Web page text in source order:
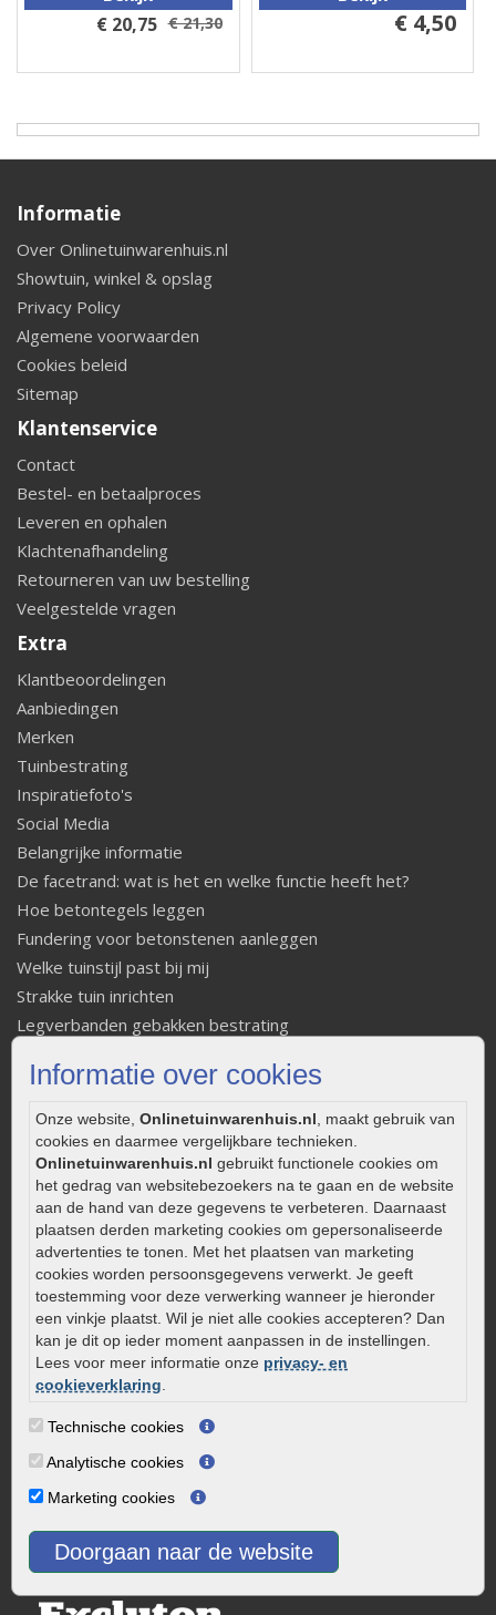
Informatie over cookies
Onze website, Onlinetuinwarenhuis.nl, maakt gebruik van
cookies en daarmee vergelijkbare technieken.
Onlinetuinwarenhuis.nl gebruikt functionele cookies om
het gedrag van websitebezoekers na te gaan en de website
aan de hand van deze gegevens te verbeteren. Daarnaast
plaatsen derden marketing cookies om gepersonaliseerde
advertenties te tonen. Met het plaatsen van marketing
cookies worden persoonsgegevens verwerkt. Je geeft
toestemming voor deze verwerking wanneer je hieronder
een vinkje plaatst. Wil je niet alle cookies accepteren? Dan
kan je dit op ieder moment aanpassen in de instellingen.
Lees voor meer informatie onze privacy- en
cookieverklaring.
Technische cookies
Analytische cookies
Marketing cookies
Doorgaan naar de website
€ 20,75 € 21,30 € 4,50
Informatie
Over Onlinetuinwarenhuis.nl
Showtuin, winkel & opslag
Privacy Policy
Algemene voorwaarden
Cookies beleid
Sitemap
Klantenservice
Contact
Bestel- en betaalproces
Leveren en ophalen
Klachtenafhandeling
Retourneren van uw bestelling
Veelgestelde vragen
Extra
Klantbeoordelingen
Aanbiedingen
Merken
Tuinbestrating
Inspiratiefoto's
Social Media
Belangrijke informatie
De facetrand: wat is het en welke functie heeft het?
Hoe betontegels leggen
Fundering voor betonstenen aanleggen
Welke tuinstijl past bij mij
Strakke tuin inrichten
Legverbanden gebakken bestrating
Aanlegtips voor gebakken bestrating
Zelf een terras aanleggen
Kleine stadstuin inrichten
0320 – 219170
Kaapstanderweg 41
8243 RB Lelystad
info@onlinetuinwarenhuis.nl
Routebeschrijving
Openingstijden
Maandag
08:00 - 17:00
Dinsdag
Woensdag
Donderdag
Vrijdag
Zondag
Gesloten